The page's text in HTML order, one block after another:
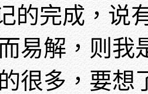
的完成，说
易解，则我
很多，要想